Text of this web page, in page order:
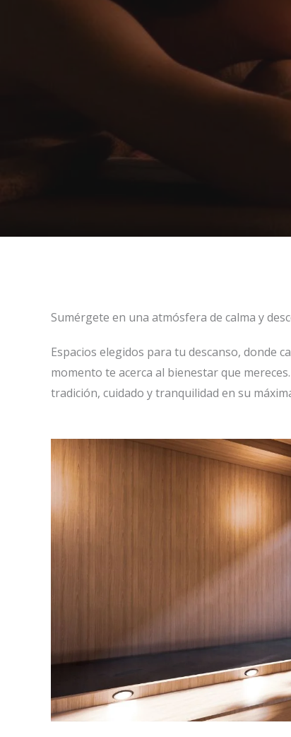
Sumérgete en una atmósfera de calma y
Espacios elegidos para tu descanso, donde
momento te acerca al bienestar que
tradición, cuidado y tranquilidad en su